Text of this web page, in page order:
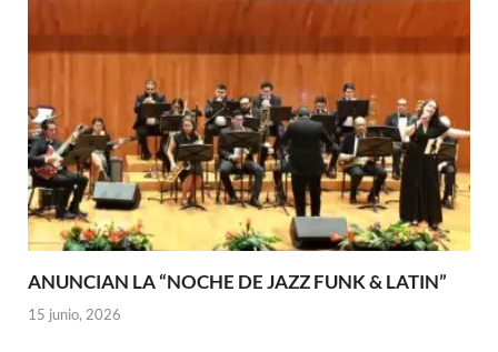
ANUNCIAN LA “NOCHE DE JAZZ FUNK & LATIN”
15 junio, 2026